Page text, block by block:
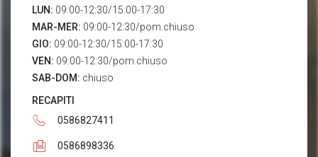
LUN: 09:00-12:30/15:00-17:30
MAR-MER: 09:00-12:30/pom.chiuso
GIO: 09:00-12:30/15:00-17:30
VEN: 09:00-12:30/pom.chiuso
SAB-DOM: chiuso
RECAPITI
0586827411
0586898336